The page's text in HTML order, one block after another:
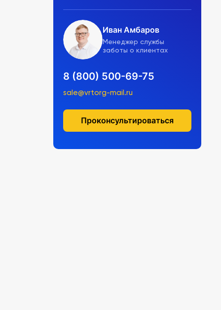
Иван Амбаров
Менеджер службы
заботы о клиентах
8 (800) 500-69-75
sale@vrtorg-mail.ru
Проконсультироваться